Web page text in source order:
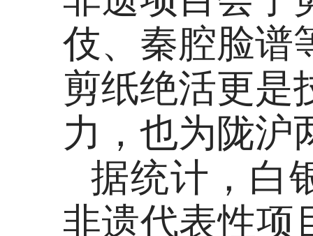
伎、秦腔脸谱
剪纸绝活更是
力，也为陇沪
据统计，白
非遗代表性项